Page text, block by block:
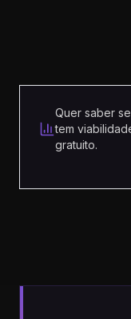
Quer saber
tem
gratuito.